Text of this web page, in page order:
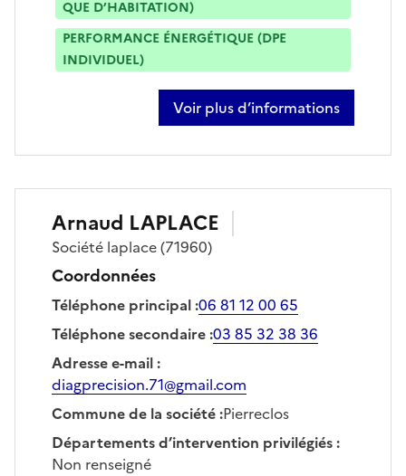
QUE D’HABITATION)
PERFORMANCE ÉNERGÉTIQUE (DPE
INDIVIDUEL)
Voir plus d’informations
sur romain cortinovis
Arnaud LAPLACE
Société laplace(71960)
Coordonnées
Téléphone principal:06 81 12 00 65
Téléphone secondaire:03 85 32 38 36
Adresse e-mail:
diagprecision.71@gmail.com
Commune de la société:Pierreclos
Départements d’intervention privilégiés:
Non renseigné